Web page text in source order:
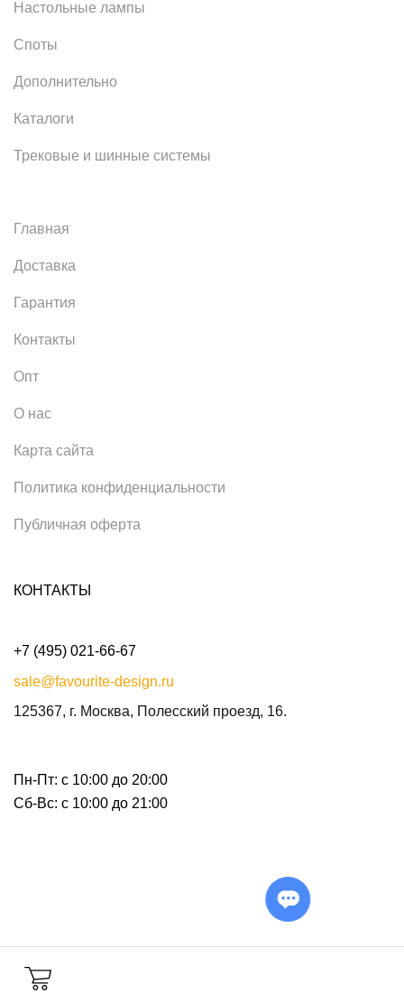
Настольные лампы
Споты
Дополнительно
Каталоги
Трековые и шинные системы
Главная
Доставка
Гарантия
Контакты
Опт
О нас
Карта сайта
Политика конфиденциальности
Публичная оферта
КОНТАКТЫ
+7 (495) 021-66-67
sale@favourite-design.ru
125367, г. Москва, Полесский проезд, 16.
Пн-Пт: с 10:00 до 20:00
Сб-Вс: с 10:00 до 21:00